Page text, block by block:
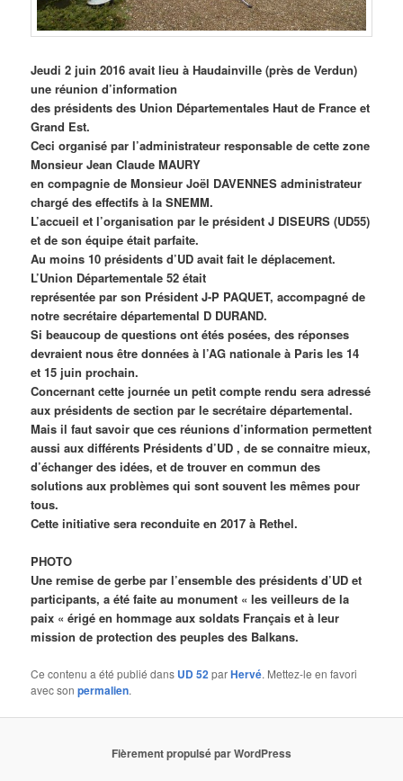
Jeudi 2 juin 2016 avait lieu à Haudainville (près de Verdun)
une réunion d’information
des présidents des Union Départementales Haut de France et
Grand Est.
Ceci organisé par l’administrateur responsable de cette zone
Monsieur Jean Claude MAURY
en compagnie de Monsieur Joël DAVENNES administrateur
chargé des effectifs à la SNEMM.
L’accueil et l’organisation par le président J DISEURS (UD55)
et de son équipe était parfaite.
Au moins 10 présidents d’UD avait fait le déplacement.
L’Union Départementale 52 était
représentée par son Président J-P PAQUET, accompagné de
notre secrétaire départemental D DURAND.
Si beaucoup de questions ont étés posées, des réponses
devraient nous être données à l’AG nationale à Paris les 14
et 15 juin prochain.
Concernant cette journée un petit compte rendu sera adressé
aux présidents de section par le secrétaire départemental.
Mais il faut savoir que ces réunions d’information permettent
aussi aux différents Présidents d’UD , de se connaitre mieux,
d’échanger des idées, et de trouver en commun des
solutions aux problèmes qui sont souvent les mêmes pour
tous.
Cette initiative sera reconduite en 2017 à Rethel.
PHOTO
Une remise de gerbe par l’ensemble des présidents d’UD et
participants, a été faite au monument « les veilleurs de la
paix « érigé en hommage aux soldats Français et à leur
mission de protection des peuples des Balkans.
Ce contenu a été publié dans UD 52 parHervé. Mettez-le en favori
avec sonpermalien.
Fièrement propulsé par WordPress